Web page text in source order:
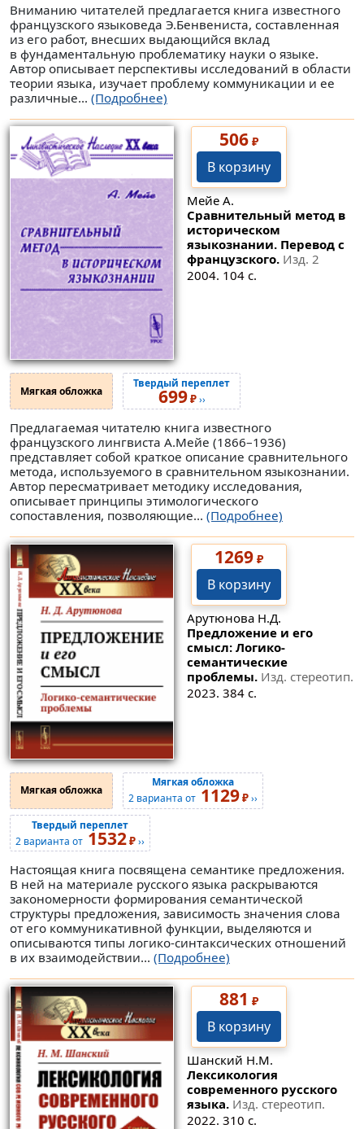
Вниманию читателей предлагается книга известного
французского языковеда Э.Бенвениста, составленная
из его работ, внесших выдающийся вклад
в фундаментальную проблематику науки о языке.
Автор описывает перспективы исследований в области
теории языка, изучает проблему коммуникации и ее
различные... (Подробнее)
506₽
В корзину
Мейе А.
Сравнительный метод в
историческом
языкознании. Перевод с
французского. Изд. 2
2004. 104 с.
Мягкая обложка
Твердый переплет
699₽››
Предлагаемая читателю книга известного
французского лингвиста А.Мейе (1866–1936)
представляет собой краткое описание сравнительного
метода, используемого в сравнительном языкознании.
Автор пересматривает методику исследования,
описывает принципы этимологического
сопоставления, позволяющие... (Подробнее)
1269₽
В корзину
Арутюнова Н.Д.
Предложение и его
смысл: Логико-
семантические
проблемы. Изд. стереотип.
2023. 384 с.
Мягкая обложка
Мягкая обложка
2 варианта от 1129₽››
Твердый переплет
2 варианта от 1532₽››
Настоящая книга посвящена семантике предложения.
В ней на материале русского языка раскрываются
закономерности формирования семантической
структуры предложения, зависимость значения слова
от его коммуникативной функции, выделяются и
описываются типы логико-синтаксических отношений
в их взаимодействии... (Подробнее)
881 ₽
В корзину
Шанский Н.М.
Лексикология
современного русского
языка. Изд. стереотип.
2022. 310 с.